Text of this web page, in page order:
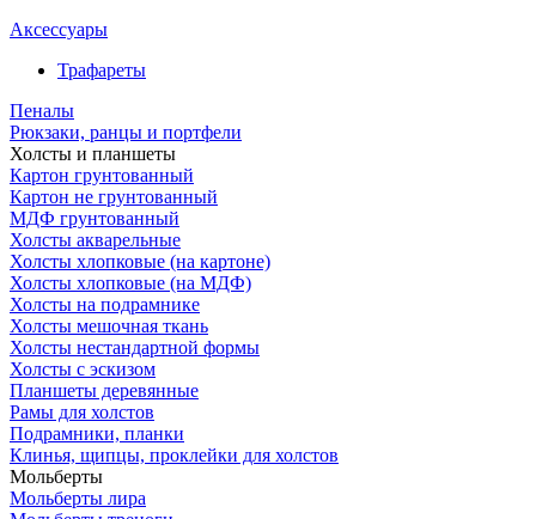
Аксессуары
Трафареты
Пеналы
Рюкзаки, ранцы и портфели
Холсты и планшеты
Картон грунтованный
Картон не грунтованный
МДФ грунтованный
Холсты акварельные
Холсты хлопковые (на картоне)
Холсты хлопковые (на МДФ)
Холсты на подрамнике
Холсты мешочная ткань
Холсты нестандартной формы
Холсты с эскизом
Планшеты деревянные
Рамы для холстов
Подрамники, планки
Клинья, щипцы, проклейки для холстов
Мольберты
Мольберты лира